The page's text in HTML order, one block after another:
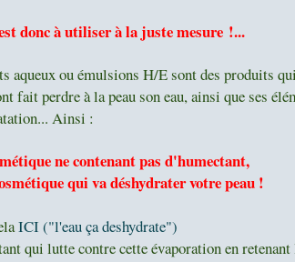
donc à utiliser à la juste mesure !...
aqueux ou émulsions H/E sont des produits
fait perdre à la peau son eau, ainsi que ses
Ainsi :
ne contenant pas d'humectant,
qui va déshydrater votre peau !
ICI ("l'eau ça deshydrate")
qui lutte contre cette évaporation en